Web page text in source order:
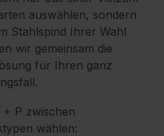
auswählen, sondern
Stahlspind Ihrer Wahl
wir gemeinsam die
für Ihren ganz
+ P zwischen
wählen: